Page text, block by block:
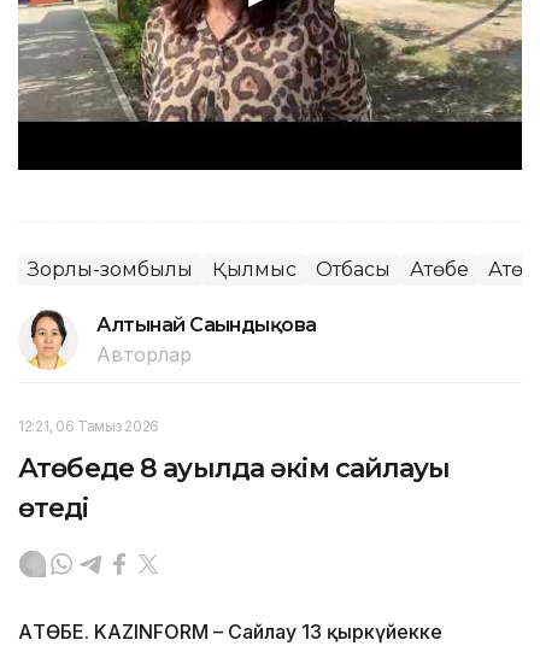
Зорлық-зомбылық Қылмыс Отбасы Ақтөбе
Алтынай Сағындықова
Авторлар
12:21, 06 Тамыз 2026
Ақтөбеде 8 ауылда әкім сайлауы
өтеді
АҚТӨБЕ. KAZINFORM – Сайлау 13 қыркүйекке